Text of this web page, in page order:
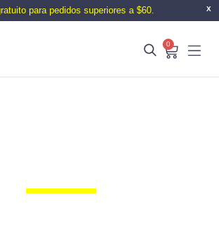
X
para pedidos superiores a $60.
0